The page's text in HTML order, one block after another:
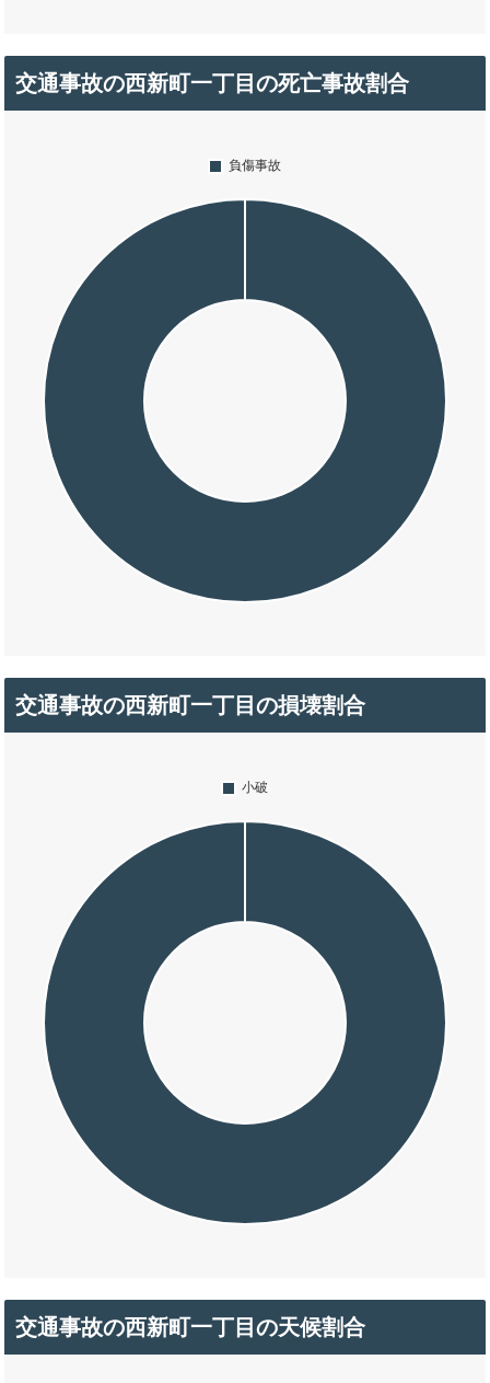
交通事故の西新町一丁目の死亡事故割合
交通事故の西新町一丁目の損壊割合
交通事故の西新町一丁目の天候割合